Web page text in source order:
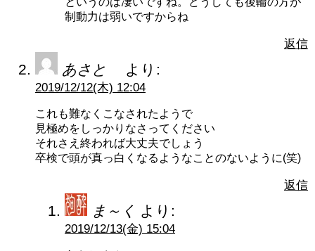
制動力は弱いですからね
返信
あさと より:
2019/12/12(木) 12:04
これも難なくこなされたようで
見極めをしっかりなさってください
それさえ終われば大丈夫でしょう
卒検で頭が真っ白くなるようなことのないように(笑)
返信
ま～く より:
2019/12/13(金) 15:04